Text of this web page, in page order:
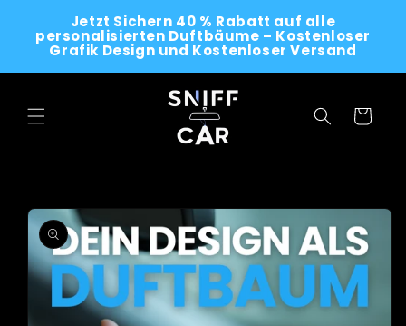
Skip to
contentJetzt Sichern 40 % Rabatt auf alle
personalisierten Duftbäume – Kostenloser
Grafik Design und Kostenloser Versand
Cart
product
information